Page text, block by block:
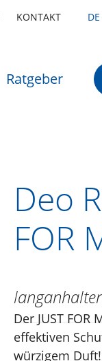
KONTAKT DE
Ratgeber
Deo
FOR
Der JUST
effektiven
würzigem Duft!